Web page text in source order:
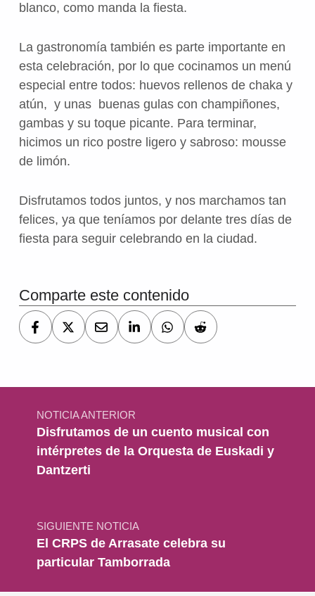
blanco, como manda la fiesta.
La gastronomía también es parte importante en
esta celebración, por lo que cocinamos un menú
especial entre todos: huevos rellenos de chaka y
atún, y unas buenas gulas con champiñones,
gambas y su toque picante. Para terminar,
hicimos un rico postre ligero y sabroso: mousse
de limón.
Disfrutamos todos juntos, y nos marchamos tan
felices, ya que teníamos por delante tres días de
fiesta para seguir celebrando en la ciudad.
Comparte este contenido
Navegación de entradas
NOTICIA ANTERIOR
Disfrutamos de un cuento musical con
intérpretes de la Orquesta de Euskadi y
Dantzerti
SIGUIENTE NOTICIA
El CRPS de Arrasate celebra su
particular Tamborrada